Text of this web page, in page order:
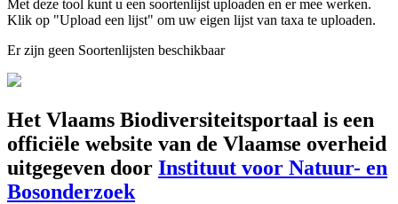
Met deze tool kunt u een soortenlijst uploaden en er mee werken.
Klik op "Upload een lijst" om uw eigen lijst van taxa te uploaden.
Er zijn geen Soortenlijsten beschikbaar
Het Vlaams Biodiversiteitsportaal is een
officiële website van de Vlaamse overheid
uitgegeven door Instituut voor Natuur- en
Bosonderzoek